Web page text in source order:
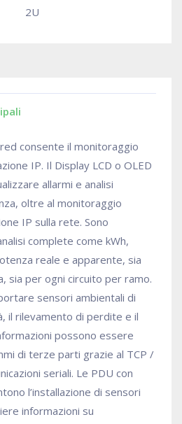
2U
consente il monitoraggio
IP. Il Display LCD o OLED
allarmi e analisi
oltre al monitoraggio
IP sulla rete. Sono
complete come kWh,
reale e apparente, sia
sia per ogni circuito per ramo.
sensori ambientali di
il rilevamento di perdite e il
possono essere
di terze parti grazie al TCP /
seriali. Le PDU con
l’installazione di sensori
informazioni su